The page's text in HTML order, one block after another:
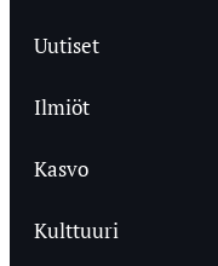
Uutiset
Ilmiöt
Kasvo
Kulttuuri